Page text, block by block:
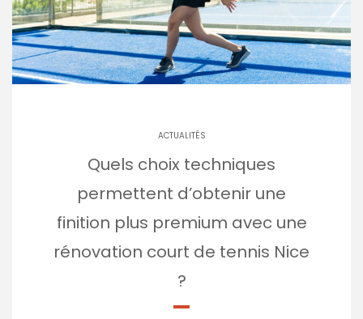
ACTUALITÉS
Quels choix techniques
permettent d’obtenir une
finition plus premium avec une
rénovation court de tennis Nice
?